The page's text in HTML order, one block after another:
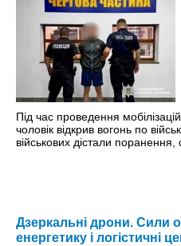
Під час проведення
чоловік відкрив вогонь по
військових дістали поранення,
Дзеркальні дрони. Сили
енергетику і логістичні